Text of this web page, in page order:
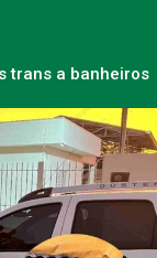
trans a banheiros